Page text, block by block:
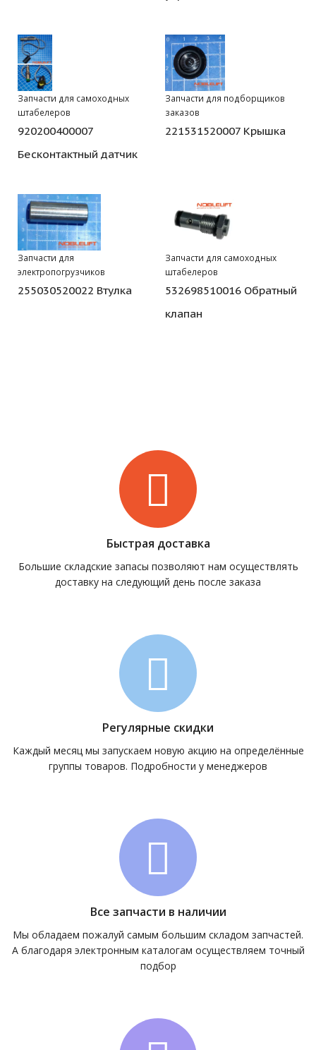
Запчасти для самоходных
штабелеров
920200400007
Бесконтактный датчик
Запчасти для подборщиков
заказов
221531520007 Крышка
Запчасти для
электропогрузчиков
255030520022 Втулка
Запчасти для самоходных
штабелеров
532698510016 Обратный
клапан
Быстрая доставка
Большие складские запасы позволяют нам осуществлять
доставку на следующий день после заказа
Регулярные скидки
Каждый месяц мы запускаем новую акцию на определённые
группы товаров. Подробности у менеджеров
Все запчасти в наличии
Мы обладаем пожалуй самым большим складом запчастей.
А благодаря электронным каталогам осуществляем точный
подбор